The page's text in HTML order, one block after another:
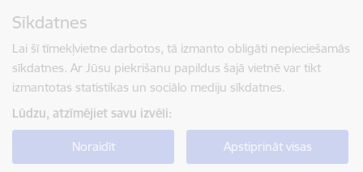
Sīkdatnes
Lai šī tīmekļvietne darbotos, tā izmanto obligāti nepieciešamās
sīkdatnes. Ar Jūsu piekrišanu papildus šajā vietnē var tikt
izmantotas statistikas un sociālo mediju sīkdatnes.
Lūdzu, atzīmējiet savu izvēli:
Noraidīt Apstiprināt visas